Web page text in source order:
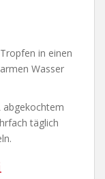
in einen
Wasser
abgekochtem
täglich